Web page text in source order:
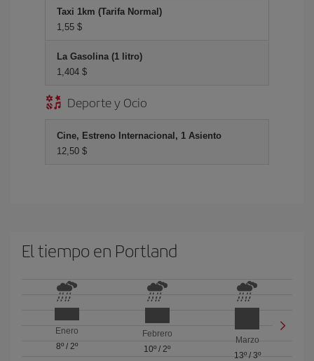
Taxi 1km (Tarifa Normal)
1,55 $
La Gasolina (1 litro)
1,404 $
Deporte y Ocio
Cine, Estreno Internacional, 1 Asiento
12,50 $
El tiempo en Portland
Enero
8º/ 2º
Febrero
10º / 2º
Marzo
13º/ 3º